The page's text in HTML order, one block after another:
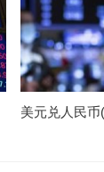
美元兑人民